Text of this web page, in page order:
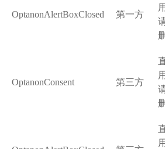
OptanonAlertBoxClosed 第一方
OptanonConsent 第三方